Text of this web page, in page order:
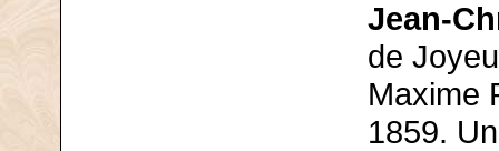
Jean-
de
Maxime
1859.